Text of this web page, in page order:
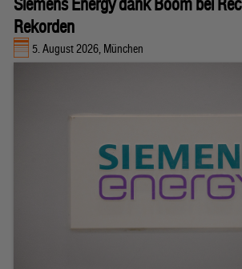
Rekorden
5. August 2026, München